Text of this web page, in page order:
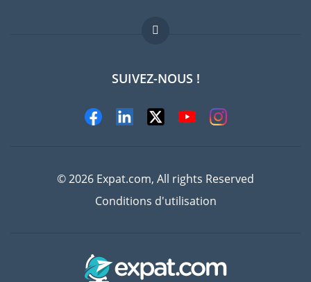
Offres d'emploi
FAQ
Experts
SUIVEZ-NOUS !
© 2026 Expat.com, All rights Reserved
Conditions d'utilisation